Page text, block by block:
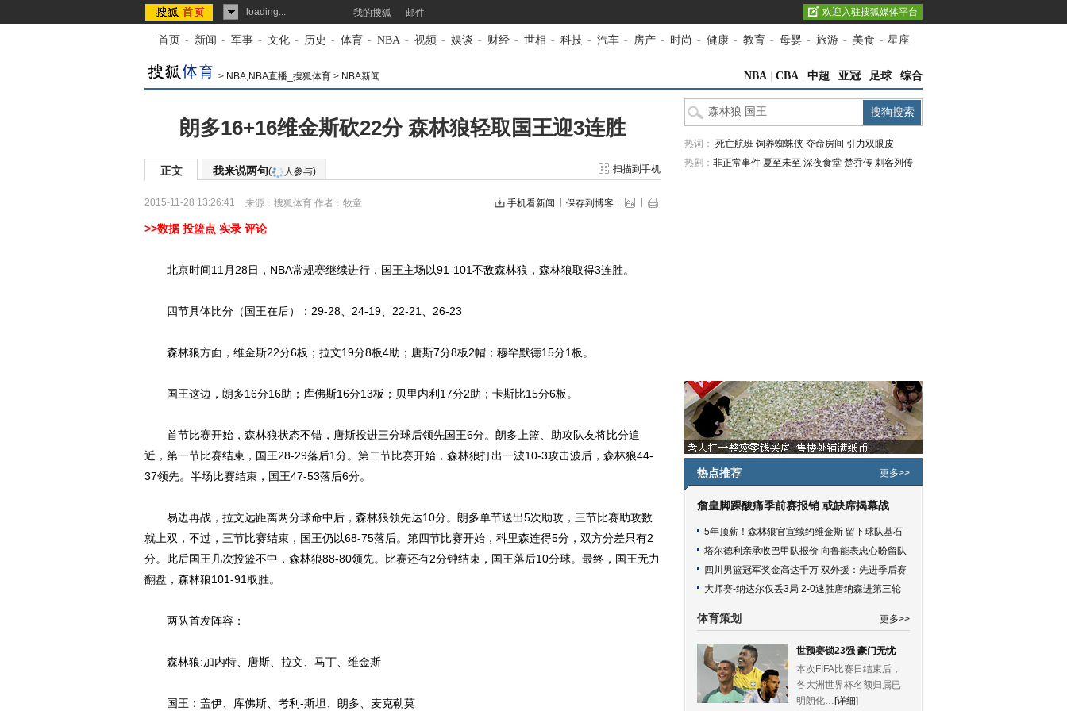
loading... 我的搜狐 邮件 欢迎入驻搜狐媒体平台
首页 - 新闻 - 军事 - 文化 - 历史 - 体育 - NBA - 视频 - 娱谈 - 财经 - 世相 - 科技 - 汽车 - 房产 - 时尚 - 健康 - 教育 - 母婴 - 旅游 - 美食 - 星座
> NBA,NBA直播_搜狐体育 > NBA新闻 NBA CBA 中超 亚冠 足球 综合
朗多16+16维金斯砍22分 森林狼轻取国王迎3连胜
正文 我来说两句( 人参与) 扫描到手机
2015-11-28 13:26:41 来源： 搜狐体育 作者：牧童 手机看新闻 保存到博客
>>数据 投篮点 实录 评论
北京时间11月28日，NBA常规赛继续进行，国王主场以91-101不敌森林狼，森林狼取得3连胜。
四节具体比分（国王在后）：29-28、24-19、22-21、26-23
森林狼方面，维金斯22分6板；拉文19分8板4助；唐斯7分8板2帽；穆罕默德15分1板。
国王这边，朗多16分16助；库佛斯16分13板；贝里内利17分2助；卡斯比15分6板。
首节比赛开始，森林狼状态不错，唐斯投进三分球后领先国王6分。朗多上篮、助攻队友将比分追
近，第一节比赛结束，国王28-29落后1分。第二节比赛开始，森林狼打出一波10-3攻击波后，森林狼44-
37领先。半场比赛结束，国王47-53落后6分。
易边再战，拉文远距离两分球命中后，森林狼领先达10分。朗多单节送出5次助攻，三节比赛助攻数
就上双，不过，三节比赛结束，国王仍以68-75落后。第四节比赛开始，科里森连得5分，双方分差只有2
分。此后国王几次投篮不中，森林狼88-80领先。比赛还有2分钟结束，国王落后10分球。最终，国王无力
翻盘，森林狼101-91取胜。
两队首发阵容：
森林狼:加内特、唐斯、拉文、马丁、维金斯
国王：盖伊、库佛斯、考利-斯坦、朗多、麦克勒莫
热词： 死亡航班 饲养蜘蛛侠 夺命房间 引力双眼皮
热剧： 非正常事件 夏至未至 深夜食堂 楚乔传 刺客列传
热点推荐 更多>>
詹皇脚踝酸痛季前赛报销 或缺席揭幕战
5年顶薪！森林狼官宣续约维金斯 留下球队基石
塔尔德利亲承收巴甲队报价 向鲁能表忠心盼留队
四川男篮冠军奖金高达千万 双外援：先进季后赛
大师赛-纳达尔仅丢3局 2-0速胜唐纳森进第三轮
体育策划 更多>>
世预赛锁23强 豪门无忧
本次FIFA比赛日结束后，
各大洲世界杯名额归属已
明朗化… [详细]